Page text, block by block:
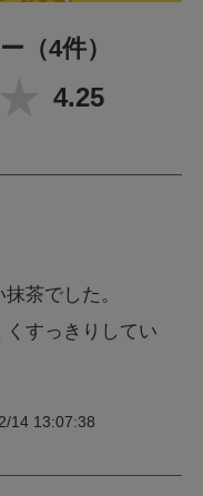
（4件）
4.25
茶でした。
すっきりしてい
14 13:07:38